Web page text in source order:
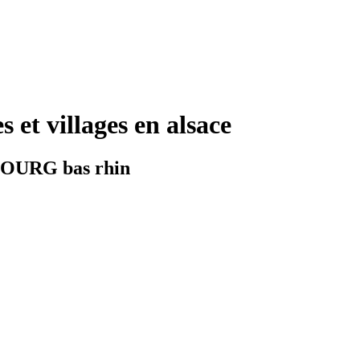
villages en alsace
bas rhin